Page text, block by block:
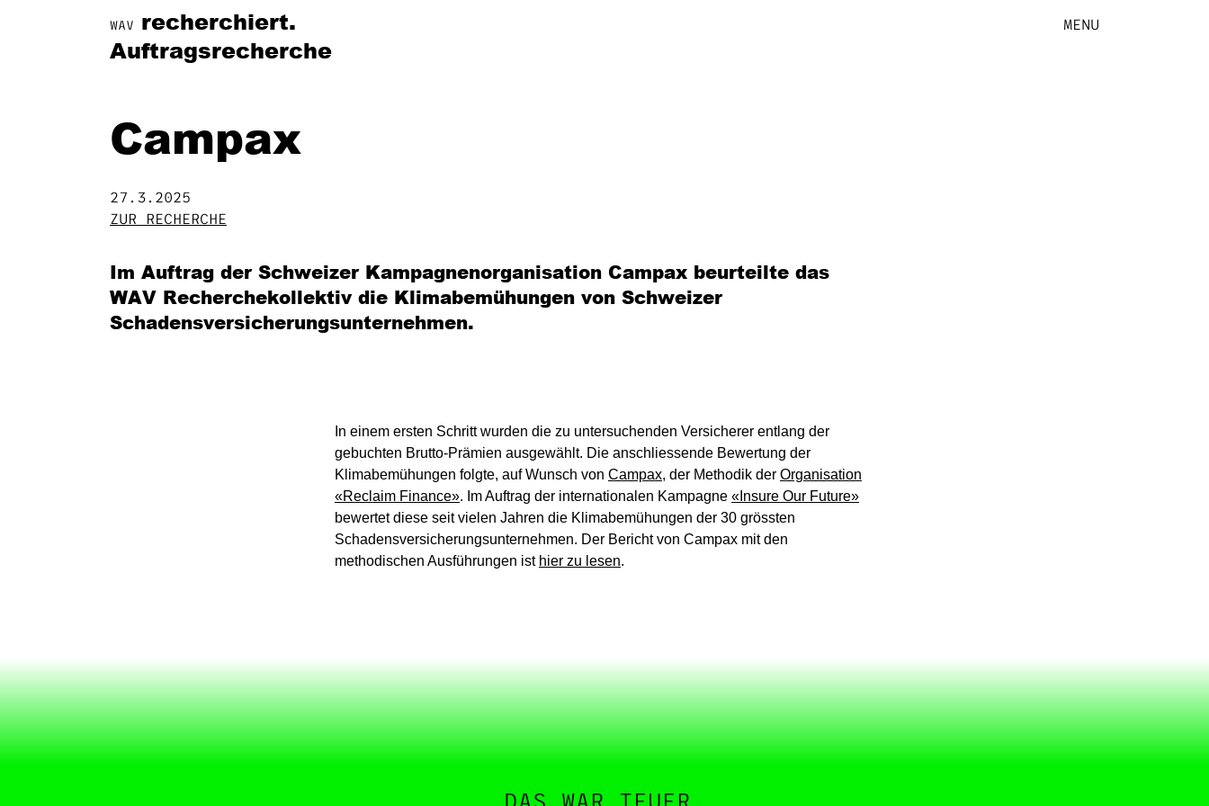
WAV recherchiert. MENU
Auftragsrecherche
Campax
27.3.2025
ZUR RECHERCHE
Im Auftrag der Schweizer Kampagnenorganisation Campax beurteilte das
WAV Recherchekollektiv die Klimabemühungen von Schweizer
Schadensversicherungsunternehmen.
In einem ersten Schritt wurden die zu untersuchenden Versicherer entlang der
gebuchten Brutto-Prämien ausgewählt. Die anschliessende Bewertung der
Klimabemühungen folgte, auf Wunsch von Campax, der Methodik der Organisation
«Reclaim Finance». Im Auftrag der internationalen Kampagne «Insure Our Future»
bewertet diese seit vielen Jahren die Klimabemühungen der 30 grössten
Schadensversicherungsunternehmen. Der Bericht von Campax mit den
methodischen Ausführungen ist hier zu lesen.